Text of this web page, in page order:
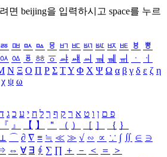
면 beijing을 입력하시고 space를 누르
ㅭ ㅮ ㅯ ㅰ ㅱ ㅲ ㅳ ㅴ ㅵ ㅶ ㅷ ㅸ
ㅹ
ㆂ ㆃ ㆄ ㆅ ㆆ ㆇ ㆈ ㆉ ㆊ ㆋ ㆌ ㆍ
ㆎ
Ν Ξ Ο Π Ρ Σ ΤΥ Φ Χ Ψ Ω α β γ δ ε ζ η
χ ψ ω
פ ם ן ו ט א ר ק ף ך ל ח י ע כ ג ד
『 』 【 】 ＂ （ ） ［ ］ ｛ ｝
⊥ ⌒ ∂ ∇ ≡ ≒ ≪ ≫ √ ∽ ∝ ∵ ∫ ∬ ∈ ∋
⇔ ∀ ∃ ∮ ∑ ∏ ＋ － ＜ ＝
＞